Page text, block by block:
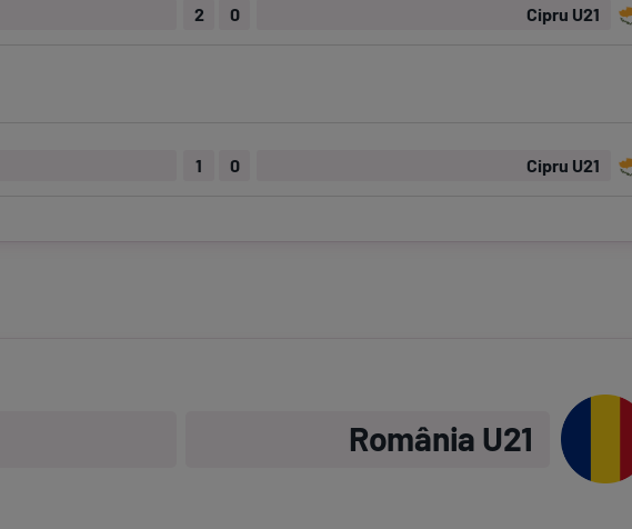
2 Cipru U21
0
1 Cipru U21
0
România U21